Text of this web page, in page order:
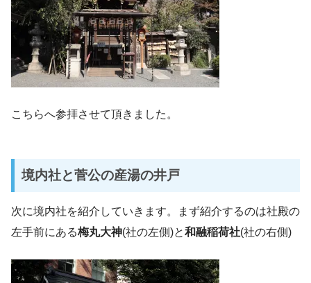
こちらへ参拝させて頂きました。
境内社と菅公の産湯の井戸
次に境内社を紹介していきます。まず紹介するのは社殿の
左手前にある梅丸大神(社の左側)と和融稲荷社(社の右側)